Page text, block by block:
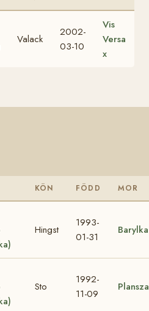
Valack
2002-
03-10
Vis
Versa
x
KÖN FÖDD MOR
Hingst
1993-
01-31
Barylka
Sto
1992-
11-09
Plansza